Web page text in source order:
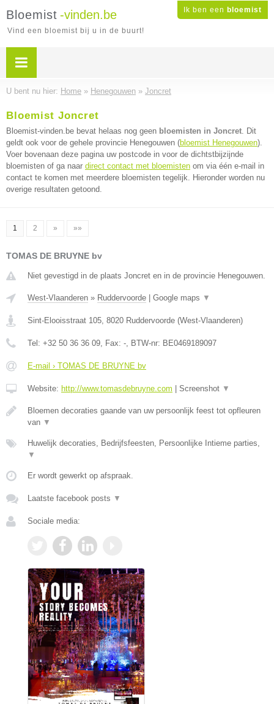
Ik ben een bloemist
Bloemist -vinden.be
Vind een bloemist bij u in de buurt!
U bent nu hier: Home » Henegouwen » Joncret
Bloemist Joncret
Bloemist-vinden.be bevat helaas nog geen bloemisten in Joncret. Dit
geldt ook voor de gehele provincie Henegouwen (bloemist Henegouwen).
Voer bovenaan deze pagina uw postcode in voor de dichtstbijzijnde
bloemisten of ga naar direct contact met bloemisten om via één e-mail in
contact te komen met meerdere bloemisten tegelijk. Hieronder worden nu
overige resultaten getoond.
1 2 » »»
TOMAS DE BRUYNE bv
Niet gevestigd in de plaats Joncret en in de provincie Henegouwen.
West-Vlaanderen » Ruddervoorde Google maps ▼
Sint-Elooisstraat 105, 8020 Ruddervoorde (West-Vlaanderen)
Tel: +32 50 36 36 09, Fax: -, BTW-nr: BE0469189097
E-mail › TOMAS DE BRUYNE bv
Website: http://www.tomasdebruyne.com Screenshot ▼
Bloemen decoraties gaande van uw persoonlijk feest tot opfleuren
van ▼
Huwelijk decoraties, Bedrijfsfeesten, Persoonlijke Intieme parties,
▼
Er wordt gewerkt op afspraak.
Laatste facebook posts ▼
Sociale media: